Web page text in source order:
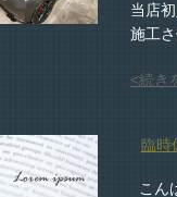
当店
施工さ
<続き
臨時
こん